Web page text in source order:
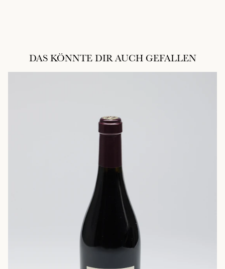
DAS KÖNNTE DIR AUCH GEFALLEN